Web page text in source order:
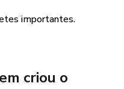
importantes.
criou o